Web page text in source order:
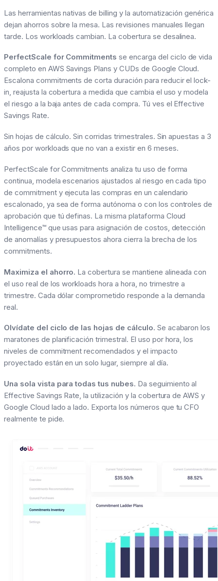
Las herramientas nativas de billing y la automatización genérica
dejan ahorros sobre la mesa. Las revisiones manuales llegan
tarde. Los workloads cambian. La cobertura se desalinea.
PerfectScale for Commitments se encarga del ciclo de vida
completo en AWS Savings Plans y CUDs de Google Cloud.
Escalona commitments de corta duración para reducir el lock-
in, reajusta la cobertura a medida que cambia el uso y modela
el riesgo a la baja antes de cada compra. Tú ves el Effective
Savings Rate.
Sin hojas de cálculo. Sin corridas trimestrales. Sin apuestas a 3
años por workloads que no van a existir en 6 meses.
PerfectScale for Commitments analiza tu uso de forma
continua, modela escenarios ajustados al riesgo en cada tipo
de commitment y ejecuta las compras en un calendario
escalonado, ya sea de forma autónoma o con los controles de
aprobación que tú definas. La misma plataforma Cloud
Intelligence™ que usas para asignación de costos, detección
de anomalías y presupuestos ahora cierra la brecha de los
commitments.
Maximiza el ahorro. La cobertura se mantiene alineada con
el uso real de los workloads hora a hora, no trimestre a
trimestre. Cada dólar comprometido responde a la demanda
real.
Olvídate del ciclo de las hojas de cálculo. Se acabaron los
maratones de planificación trimestral. El uso por hora, los
niveles de commitment recomendados y el impacto
proyectado están en un solo lugar, siempre al día.
Una sola vista para todas tus nubes. Da seguimiento al
Effective Savings Rate, la utilización y la cobertura de AWS y
Google Cloud lado a lado. Exporta los números que tu CFO
realmente te pide.